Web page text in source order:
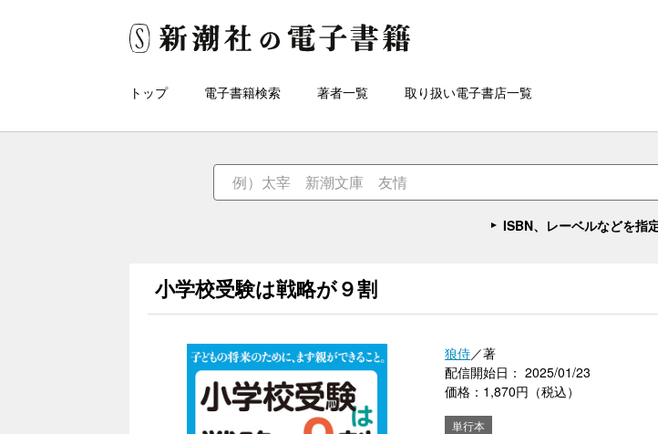
トップ 電子書籍検索 著者一覧 取り扱い電子書店一覧
ISBN、レーベルなどを指
小学校受験は戦略が９割
狼侍／著
配信開始日： 2025/01/23
価格：1,870円（税込）
単行本